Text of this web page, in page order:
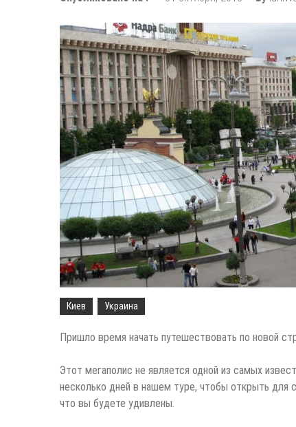
Тур де Франс 2019:
Болгария и Турция
Сколько российских
Turkish Airlines
Аэрофлот перенес
Киев Украина
Пришло время начать путешествовать по новой
Этот мегаполис не является одной из самых
несколько дней в нашем туре, чтобы открыть
что вы будете удивлены.